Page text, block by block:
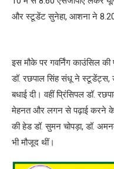
और स्टूडेंट सुनेहा, आशना ने 8.20
इस मौके पर गवर्निंग काउंसिल
डॉ. रछपाल सिंह संधू ने स्टूडेंट्स,
बधाई दी। वहीं प्रिंसिपल डॉ.
मेहनत और लगन से पढ़ाई करने के
की हेड डॉ. सुमन चोपड़ा, डॉ.
भी मौजूद थीं।